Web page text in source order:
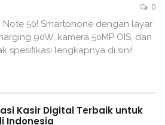
0
Note 50! Smartphone dengan layar
90W, kamera 50MP OIS, dan
spesifikasi lengkapnya di sini!
Kasir Digital Terbaik untuk
Indonesia